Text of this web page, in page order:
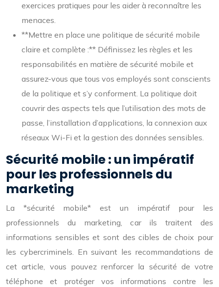
exercices pratiques pour les aider à reconnaître les
menaces.
**Mettre en place une politique de sécurité mobile
claire et complète :** Définissez les règles et les
responsabilités en matière de sécurité mobile et
assurez-vous que tous vos employés sont conscients
de la politique et s’y conforment. La politique doit
couvrir des aspects tels que l’utilisation des mots de
passe, l’installation d’applications, la connexion aux
réseaux Wi-Fi et la gestion des données sensibles.
Sécurité mobile : un impératif
pour les professionnels du
marketing
La *sécurité mobile* est un impératif pour les
professionnels du marketing, car ils traitent des
informations sensibles et sont des cibles de choix pour
les cybercriminels. En suivant les recommandations de
cet article, vous pouvez renforcer la sécurité de votre
téléphone et protéger vos informations contre les